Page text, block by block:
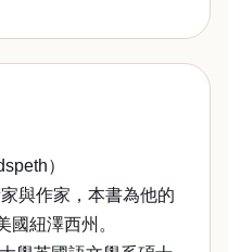
）
與作家，本書為他的
國紐澤西州。